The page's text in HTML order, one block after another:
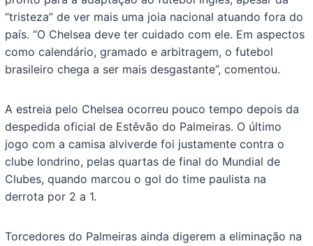
“tristeza” de ver mais uma joia nacional atuando fora do
país. “O Chelsea deve ter cuidado com ele. Em aspectos
como calendário, gramado e arbitragem, o futebol
brasileiro chega a ser mais desgastante”, comentou.
A estreia pelo Chelsea ocorreu pouco tempo depois da
despedida oficial de Estêvão do Palmeiras. O último
jogo com a camisa alviverde foi justamente contra o
clube londrino, pelas quartas de final do Mundial de
Clubes, quando marcou o gol do time paulista na
derrota por 2 a 1.
Torcedores do Palmeiras ainda digerem a eliminação na